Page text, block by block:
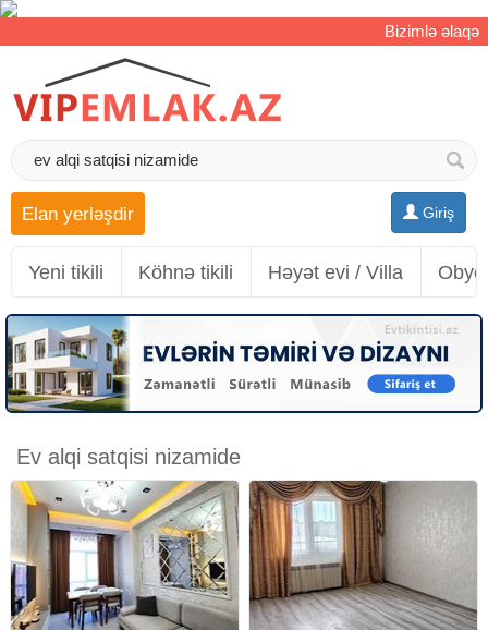
Bizimlə əlaqə
Giriş
Elan yerləşdir
Yeni tikili Köhnə tikili Həyət evi / Villa
Ev alqi satqisi nizamide